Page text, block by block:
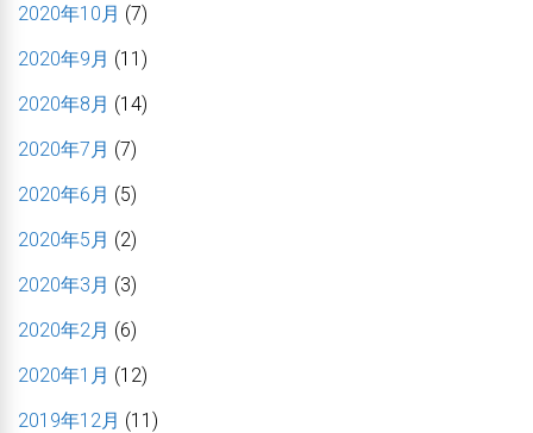
2020年10月 (7)
2020年9月 (11)
2020年8月 (14)
2020年7月 (7)
2020年6月 (5)
2020年5月 (2)
2020年3月 (3)
2020年2月 (6)
2020年1月 (12)
2019年12月 (11)